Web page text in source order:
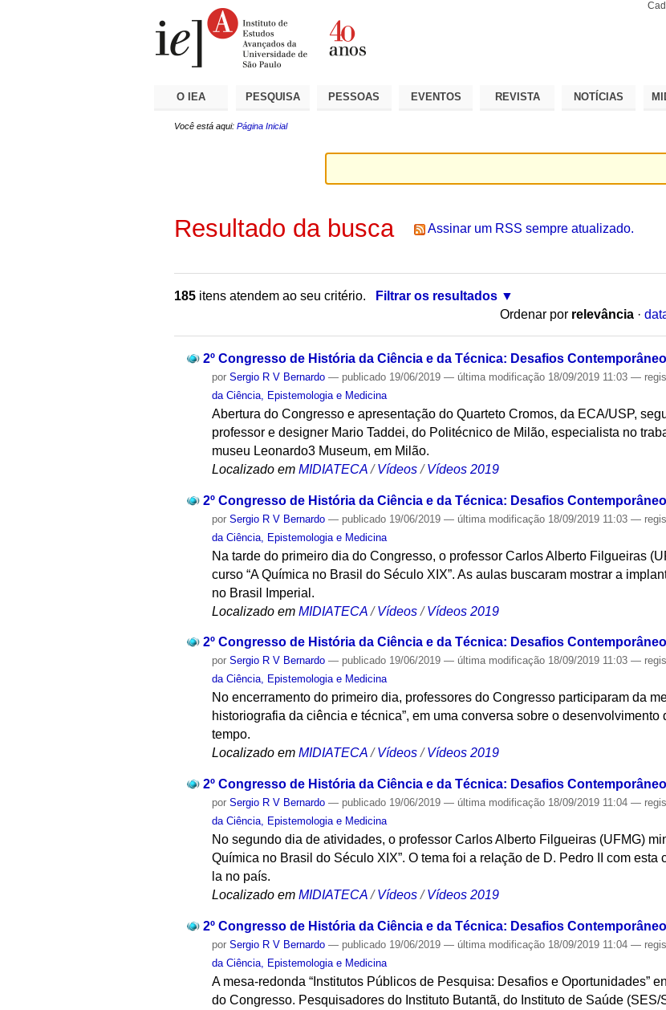
O IEA PESQUISA PESSOAS EVENTOS REVISTA NOTÍCIAS
Você está aqui: Página Inicial
Resultado da busca Assinar um RSS sempre atualizado.
185 itens atendem ao seu critério.
Filtrar os resultados
Ordenar por relevância ·
2º Congresso de História da Ciência e da Técnica: Desafios
porSergio R V Bernardo — publicado 19/06/2019— última modificação 18/09/2019 11:03—
da Ciência, Epistemologia e Medicina
Abertura do Congresso e apresentação do Quarteto Cromos, da ECA/USP,
professor e designer Mario Taddei, do Politécnico de Milão, especialista no
museu Leonardo3 Museum, em Milão.
Localizado em MIDIATECA /Vídeos /Vídeos 2019
2º Congresso de História da Ciência e da Técnica: Desafios
porSergio R V Bernardo — publicado 19/06/2019— última modificação 18/09/2019 11:03—
da Ciência, Epistemologia e Medicina
Na tarde do primeiro dia do Congresso, o professor Carlos Alberto Filgueiras
curso “A Química no Brasil do Século XIX”. As aulas buscaram mostrar a
no Brasil Imperial.
Localizado em MIDIATECA /Vídeos /Vídeos 2019
2º Congresso de História da Ciência e da Técnica: Desafios
porSergio R V Bernardo — publicado 19/06/2019— última modificação 18/09/2019 11:03—
da Ciência, Epistemologia e Medicina
No encerramento do primeiro dia, professores do Congresso participaram da
historiografia da ciência e técnica”, em uma conversa sobre o
tempo.
Localizado em MIDIATECA /Vídeos /Vídeos 2019
2º Congresso de História da Ciência e da Técnica: Desafios
porSergio R V Bernardo — publicado 19/06/2019— última modificação 18/09/2019 11:04—
da Ciência, Epistemologia e Medicina
No segundo dia de atividades, o professor Carlos Alberto Filgueiras (UFMG)
Química no Brasil do Século XIX”. O tema foi a relação de D. Pedro II com
la no país.
Localizado em MIDIATECA /Vídeos /Vídeos 2019
2º Congresso de História da Ciência e da Técnica: Desafios
porSergio R V Bernardo — publicado 19/06/2019— última modificação 18/09/2019 11:04—
da Ciência, Epistemologia e Medicina
A mesa-redonda “Institutos Públicos de Pesquisa: Desafios e Oportunidades”
do Congresso. Pesquisadores do Instituto Butantã, do Instituto de Saúde